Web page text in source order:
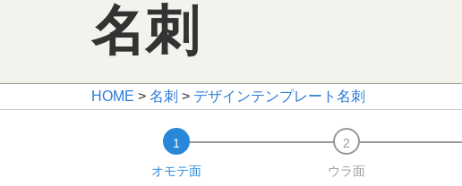
名刺
HOME > 名刺 > デザインテンプレート名刺
オモテ面 ウラ面